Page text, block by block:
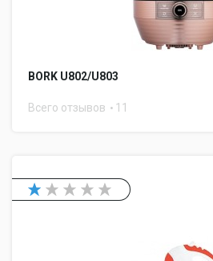
BORK U802/U803
Всего отзывов 11